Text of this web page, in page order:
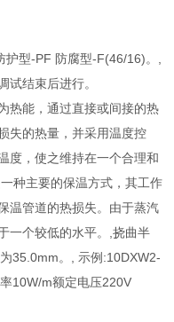
型-PF 防腐型-F(46/16)。,
试结束后进行。
热能，通过直接或间接的热
失的热量，并采用温度控
度，使之维持在一个合理和
种主要的保温方式，其工作
温管道的热损失。由于蒸汽
一个较低的水平。,挠曲半
35.0mm。, 示例:10DXW2-
10W/m额定电压220V